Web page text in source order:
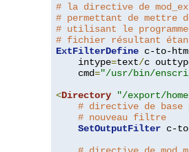
# la directive de
# permettant de mettre
# utilisant le
# fichier résultant
ExtFilterDefine c-to-
    intype
=text/c
    cmd
="/usr/bin/
<Directory "/export/
# directive de
# nouveau filtre
SetOutputFilter c-